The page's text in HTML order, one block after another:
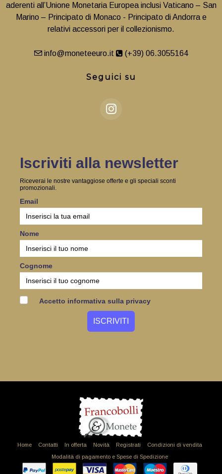
aderenti all’Unione Monetaria Europea inclusi Vaticano – San
Marino – Principato di Monaco - Principato di Andorra e
relativi accessori per il collezionismo.
info@moneteeuro.it (+39) 06.3055164
Seguici su
Iscriviti alla newsletter
Riceverai le nostre vantaggiose offerte e gli speciali sconti
promozionali.
Email
Nome
Cognome
Accetto informativa sulla privacy
Home Contatti In offerta Novità Registrati
Condizioni di vendita
Modalità di pagamento e Spese di Spedizione